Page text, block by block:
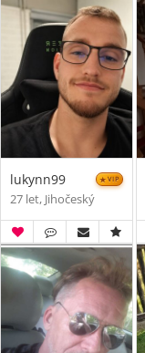
lukynn99 VIP
27 let, Jihočeský